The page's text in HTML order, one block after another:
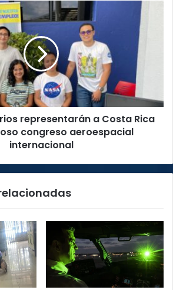
representarán a Costa Rica
congreso aeroespacial
internacional